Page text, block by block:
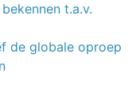
t.a.v.
de globale oproep